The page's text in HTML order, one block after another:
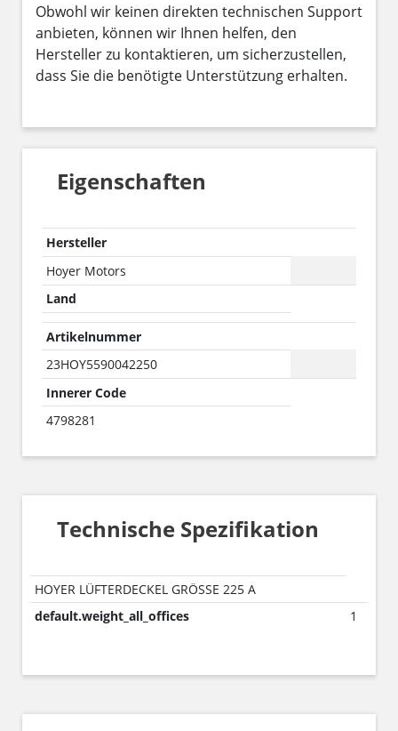
Obwohl wir keinen direkten technischen Support
anbieten, können wir Ihnen helfen, den
Hersteller zu kontaktieren, um sicherzustellen,
dass Sie die benötigte Unterstützung erhalten.
Eigenschaften
Hersteller
Hoyer Motors
Land
Artikelnummer
23HOY5590042250
Innerer Code
4798281
Technische Spezifikation
HOYER LÜFTERDECKEL GRÖSSE 225 A
default.weight_all_offices
1